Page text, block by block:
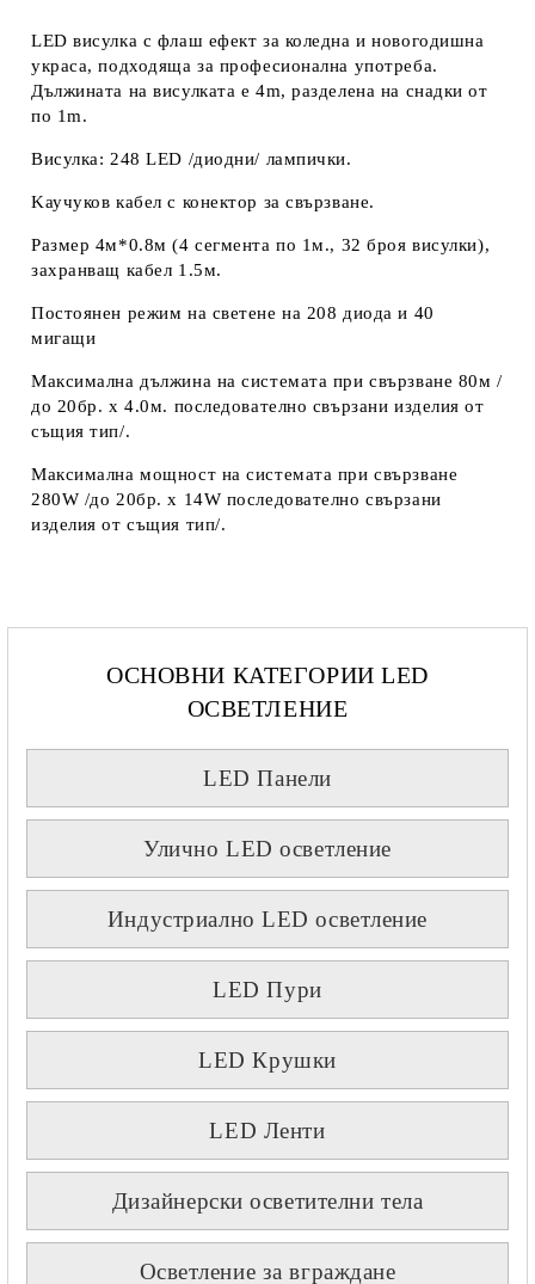
LED висулка с флаш ефект за коледна и новогодишна
украса, подходяща за професионална употреба.
Дължината на висулката е 4m, разделена на снадки от
по 1m.
Висулка: 248 LED /диодни/ лампички.
Kаучуков кабел с конектор за свързване.
Размер 4м*0.8м (4 сегмента по 1м., 32 броя висулки),
захранващ кабел 1.5м.
Постоянен режим на светене на 208 диода и 40
мигащи
Максимална дължина на системата при свързване 80м /
до 20бр. х 4.0м. последователно свързани изделия от
същия тип/.
Максимална мощност на системата при свързване
280W /до 20бр. х 14W последователно свързани
изделия от същия тип/.
ОСНОВНИ КАТЕГОРИИ LED
ОСВЕТЛЕНИЕ
LED Панели
Улично LED осветление
Индустриално LED осветление
LED Пури
LED Крушки
LED Ленти
Дизайнерски осветителни тела
Осветление за вграждане